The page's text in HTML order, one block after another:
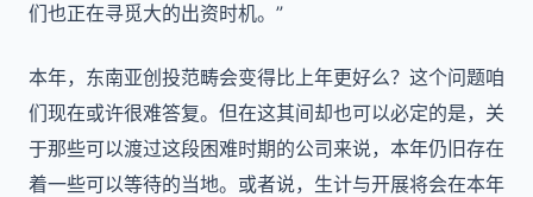
们也正在寻觅大的出资时机。”
本年，东南亚创投范畴会变得比上年更好么？这个问题咱
们现在或许很难答复。但在这其间却也可以必定的是，关
于那些可以渡过这段困难时期的公司来说，本年仍旧存在
着一些可以等待的当地。或者说，生计与开展将会在本年